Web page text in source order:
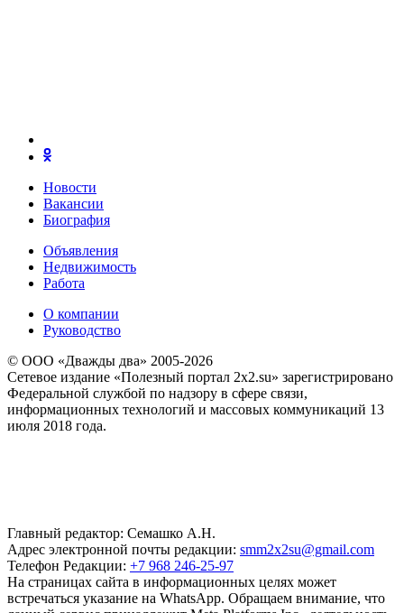
Новости
Вакансии
Биография
Объявления
Недвижимость
Работа
О компании
Руководство
© ООО «Дважды два» 2005-2026
Сетевое издание «Полезный портал 2x2.su» зарегистрировано
Федеральной службой по надзору в сфере связи,
информационных технологий и массовых коммуникаций 13
июля 2018 года.
Главный редактор: Семашко А.Н.
Адрес электронной почты редакции: smm2x2su@gmail.com
Телефон Редакции: +7 968 246-25-97
На страницах сайта в информационных целях может
встречаться указание на WhatsApp. Обращаем внимание, что